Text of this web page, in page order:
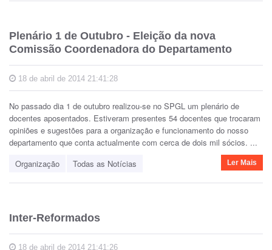
Plenário 1 de Outubro - Eleição da nova
Comissão Coordenadora do Departamento
18 de abril de 2014 21:41:28
No passado dia 1 de outubro realizou-se no SPGL um plenário de
docentes aposentados. Estiveram presentes 54 docentes que trocaram
opiniões e sugestões para a organização e funcionamento do nosso
departamento que conta actualmente com cerca de dois mil sócios. ...
Organização
Todas as Notícias Ler Mais
Inter-Reformados
18 de abril de 2014 21:41:26